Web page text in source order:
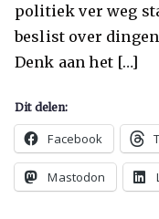
politiek ver weg
beslist over
Denk aan het […]
Dit delen:
Facebook
Mastodon